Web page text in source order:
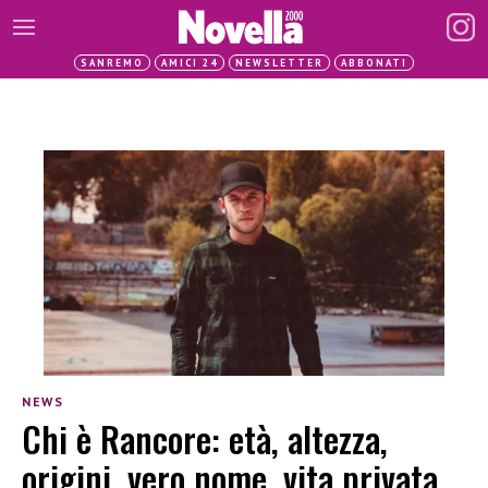
SANREMO AMICI 24 NEWSLETTER ABBONATI
NEWS
Chi è Rancore: età, altezza,